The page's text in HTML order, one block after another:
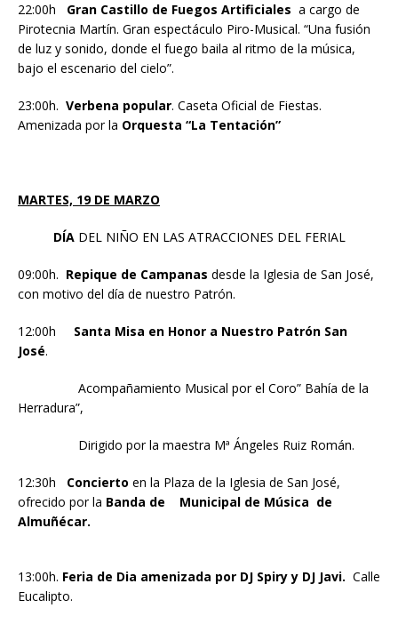
22:00h Gran Castillo de Fuegos Artificiales a cargo de
Pirotecnia Martín. Gran espectáculo Piro-Musical. “Una fusión
de luz y sonido, donde el fuego baila al ritmo de la música,
bajo el escenario del cielo”.
23:00h. Verbena popular. Caseta Oficial de Fiestas.
Amenizada por la Orquesta “La Tentación”
MARTES, 19 DE MARZO
DÍADEL NIÑO EN LAS ATRACCIONES DEL FERIAL
09:00h. Repique de Campanas desde la Iglesia de San José,
con motivo del día de nuestro Patrón.
12:00h Santa Misa en Honor a Nuestro Patrón San
José.
Acompañamiento Musical por el Coro” Bahía de la
Herradura”,
Dirigido por la maestra Mª Ángeles Ruiz Román.
12:30h Concierto en la Plaza de la Iglesia de San José,
ofrecido por la Banda de Municipal de Música de
Almuñécar.
13:00h. Feria de Dia amenizada por DJ Spiry y DJ Javi. Calle
Eucalipto.